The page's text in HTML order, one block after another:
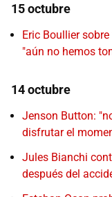
15 octubre
Eric Boullier
"aún no hemos
14 octubre
Jenson Button:
disfrutar el
Jules Bianchi
después del